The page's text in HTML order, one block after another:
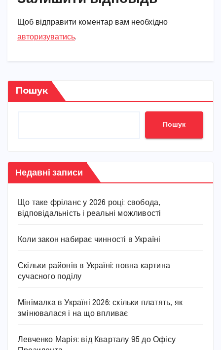
Щоб відправити коментар вам необхідно
авторизуватись.
Пошук
Пошук
Недавні записи
Що таке фріланс у 2026 році: свобода,
відповідальність і реальні можливості
Коли закон набирає чинності в Україні
Скільки районів в Україні: повна картина
сучасного поділу
Мінімалка в Україні 2026: скільки платять, як
змінювалася і на що впливає
Левченко Марія: від Кварталу 95 до Офісу